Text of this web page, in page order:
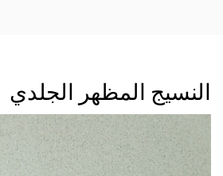
النسيج المظهر الجلدي